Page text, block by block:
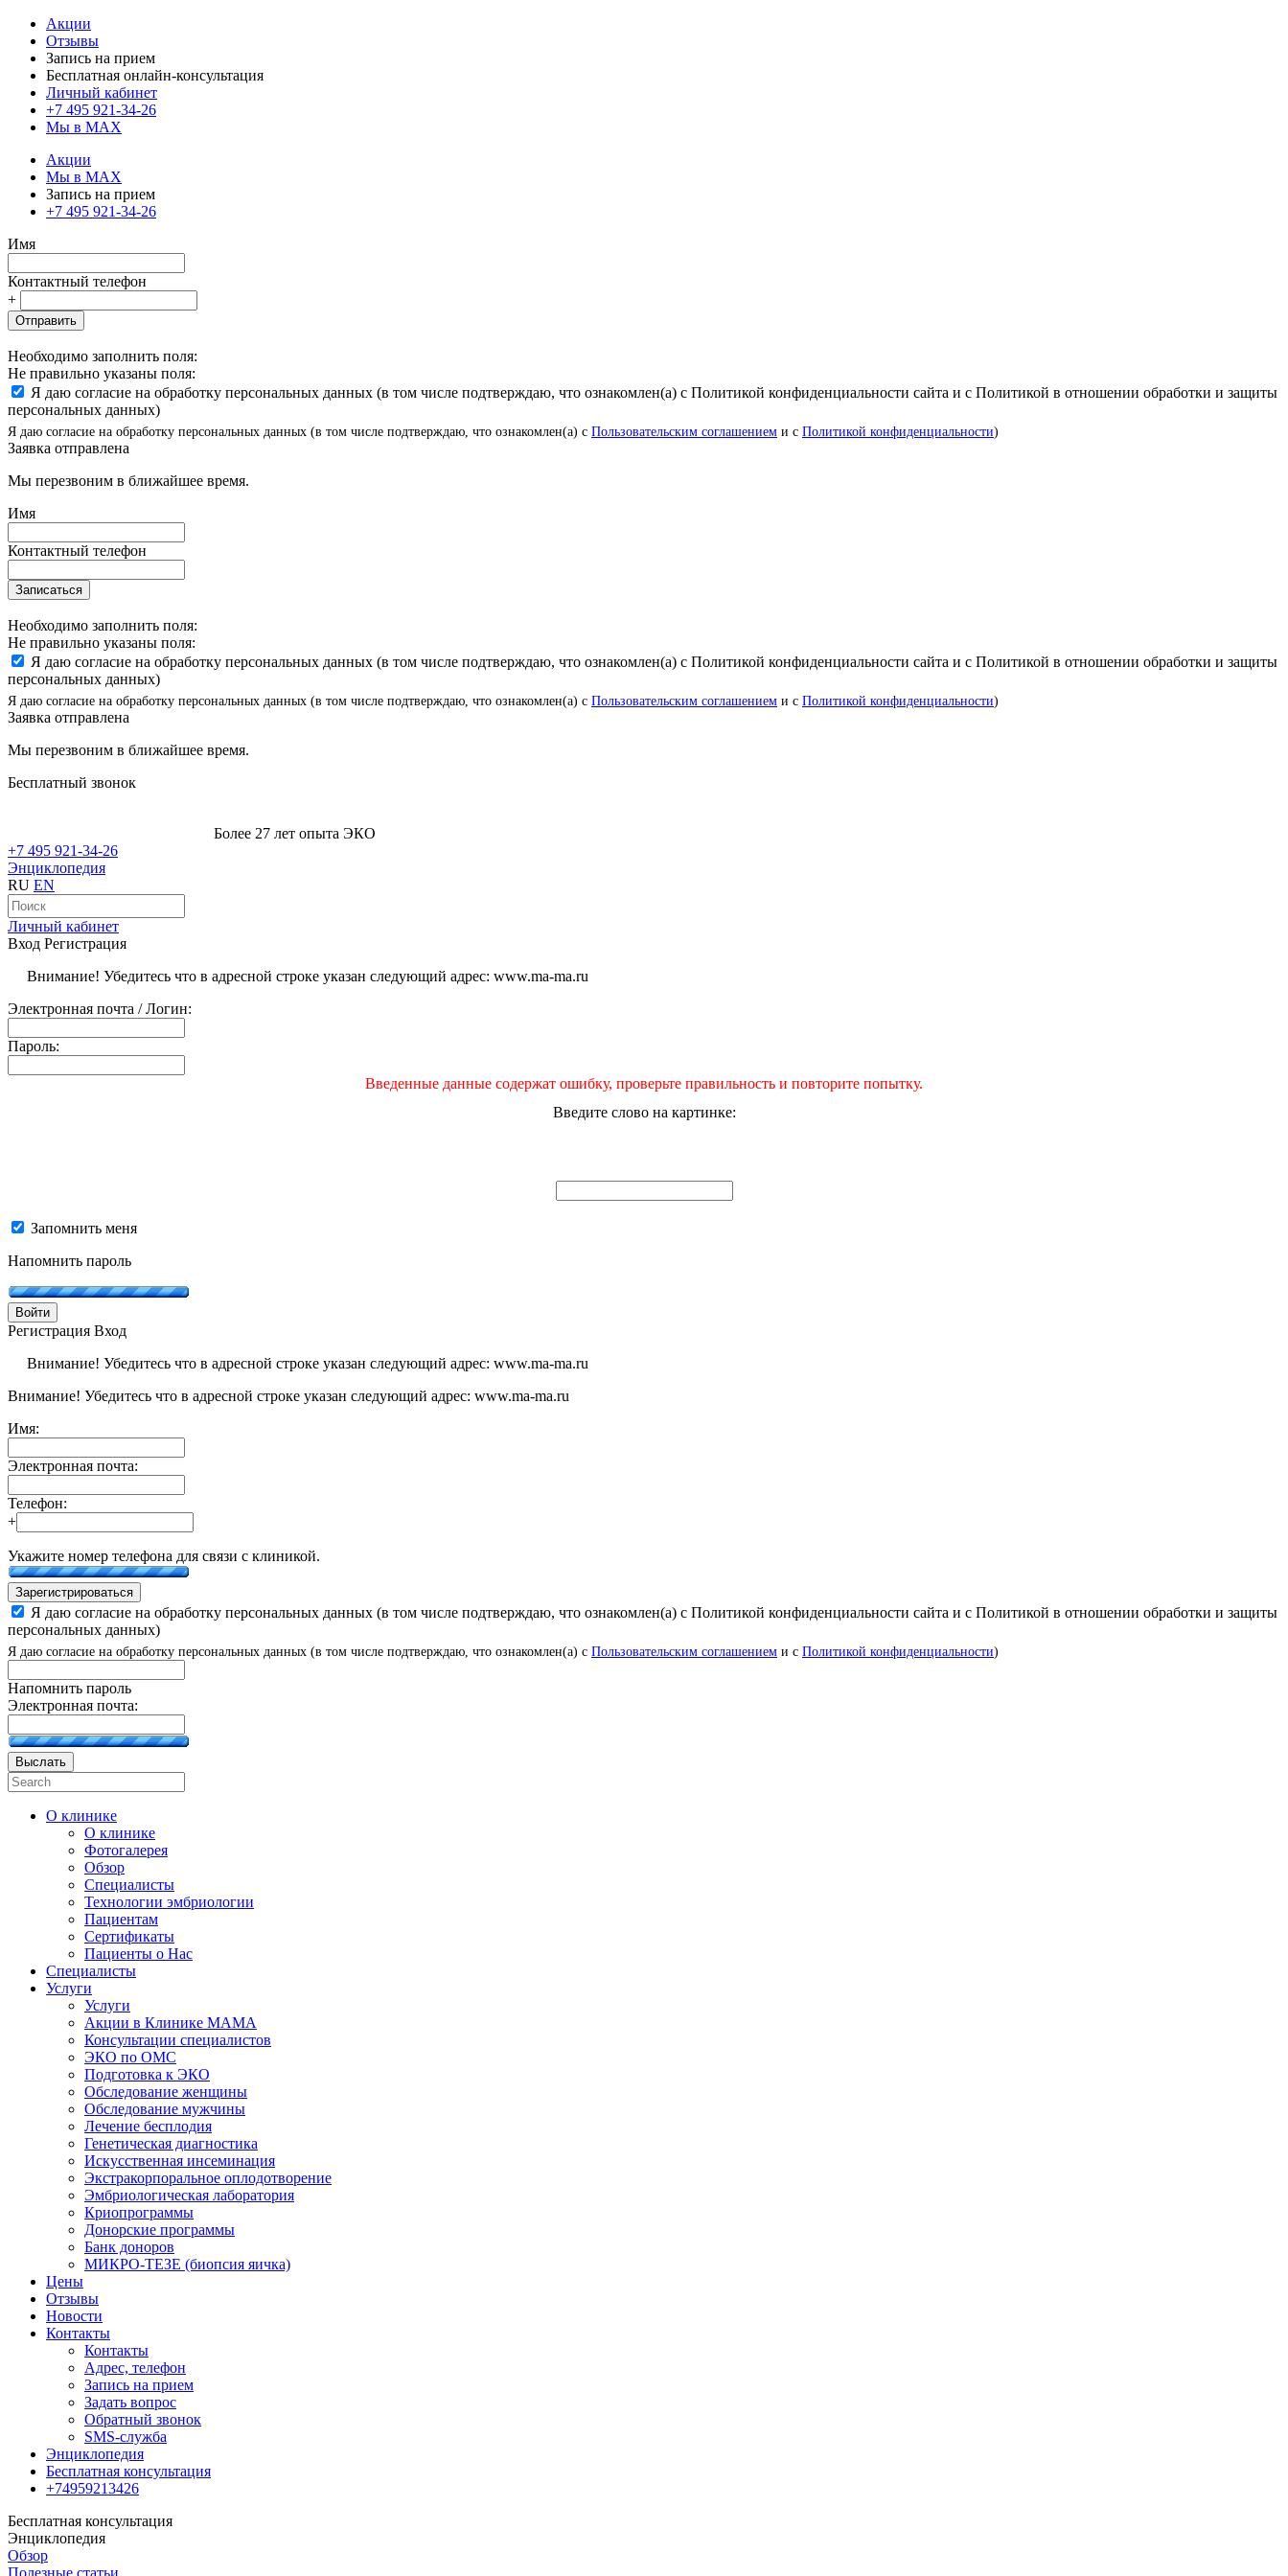
Акции
Отзывы
Запись на прием
Бесплатная онлайн-консультация
Личный кабинет
+7 495 921-34-26
Мы в MAX
Акции
Мы в MAX
Запись на прием
+7 495 921-34-26
Имя
Контактный телефон
+
Отправить
Необходимо заполнить поля:
Не правильно указаны поля:
Я даю согласие на обработку персональных данных (в том числе подтверждаю, что ознакомлен(а) с Политикой конфиденциальности сайта и с Политикой в отношении обработки и защиты
персональных данных)
Я даю согласие на обработку персональных данных (в том числе подтверждаю, что ознакомлен(а) с Пользовательским соглашением и с Политикой конфиденциальности)
Заявка отправлена
Мы перезвоним в ближайшее время.
Имя
Контактный телефон
Записаться
Необходимо заполнить поля:
Не правильно указаны поля:
Я даю согласие на обработку персональных данных (в том числе подтверждаю, что ознакомлен(а) с Политикой конфиденциальности сайта и с Политикой в отношении обработки и защиты
персональных данных)
Я даю согласие на обработку персональных данных (в том числе подтверждаю, что ознакомлен(а) с Пользовательским соглашением и с Политикой конфиденциальности)
Заявка отправлена
Мы перезвоним в ближайшее время.
Бесплатный звонок
Более 27 лет опыта ЭКО
+7 495 921-34-26
Энциклопедия
RU EN
Личный кабинет
Вход Регистрация
Внимание! Убедитесь что в адресной строке указан следующий адрес: www.ma-ma.ru
Электронная почта / Логин:
Пароль:
Введенные данные содержат ошибку, проверьте правильность и повторите попытку.
Введите слово на картинке:
Запомнить меня
Напомнить пароль
Войти
Регистрация Вход
Внимание! Убедитесь что в адресной строке указан следующий адрес: www.ma-ma.ru
Внимание! Убедитесь что в адресной строке указан следующий адрес: www.ma-ma.ru
Имя:
Электронная почта:
Телефон:
+
Укажите номер телефона для связи с клиникой.
Зарегистрироваться
Я даю согласие на обработку персональных данных (в том числе подтверждаю, что ознакомлен(а) с Политикой конфиденциальности сайта и с Политикой в отношении обработки и защиты
персональных данных)
Я даю согласие на обработку персональных данных (в том числе подтверждаю, что ознакомлен(а) с Пользовательским соглашением и с Политикой конфиденциальности)
Напомнить пароль
Электронная почта:
Выслать
О клинике
О клинике
Фотогалерея
Обзор
Специалисты
Технологии эмбриологии
Пациентам
Сертификаты
Пациенты о Нас
Специалисты
Услуги
Услуги
Акции в Клинике МАМА
Консультации специалистов
ЭКО по ОМС
Подготовка к ЭКО
Обследование женщины
Обследование мужчины
Лечение бесплодия
Генетическая диагностика
Искусственная инсеминация
Экстракорпоральное оплодотворение
Эмбриологическая лаборатория
Криопрограммы
Донорские программы
Банк доноров
МИКРО-ТЕЗЕ (биопсия яичка)
Цены
Отзывы
Новости
Контакты
Контакты
Адрес, телефон
Запись на прием
Задать вопрос
Обратный звонок
SMS-служба
Энциклопедия
Бесплатная консультация
+74959213426
Бесплатная консультация
Энциклопедия
Обзор
Полезные статьи